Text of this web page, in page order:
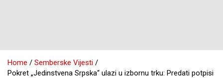
Home
Semberske Vijesti
Pokret „Jedinstvena Srpska“ ulazi u izbornu trku: Predati potpisi